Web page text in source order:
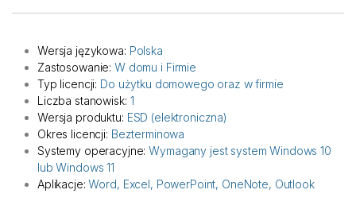
Wersja językowa: Polska
Zastosowanie: W domu i Firmie
Typ licencji: Do użytku domowego oraz w firmie
Liczba stanowisk: 1
Wersja produktu: ESD (elektroniczna)
Okres licencji: Bezterminowa
Systemy operacyjne: Wymagany jest system Windows 10
lub Windows 11
Aplikacje: Word, Excel, PowerPoint, OneNote, Outlook